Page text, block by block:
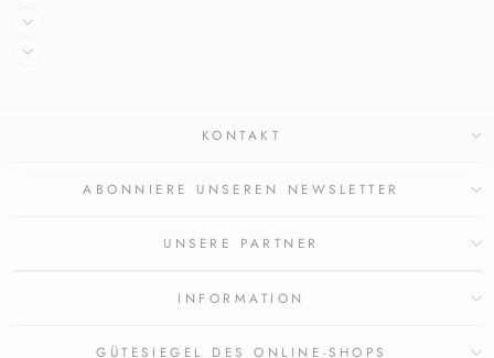
KONTAKT
ABONNIERE UNSEREN NEWSLETTER
UNSERE PARTNER
INFORMATION
GÜTESIEGEL DES ONLINE-SHOPS